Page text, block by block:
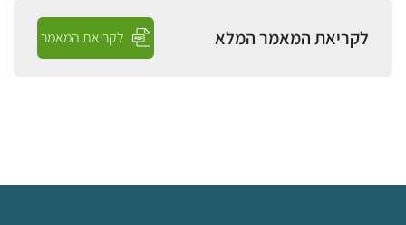
לקריאת המאמר המלא לקריאת המאמר